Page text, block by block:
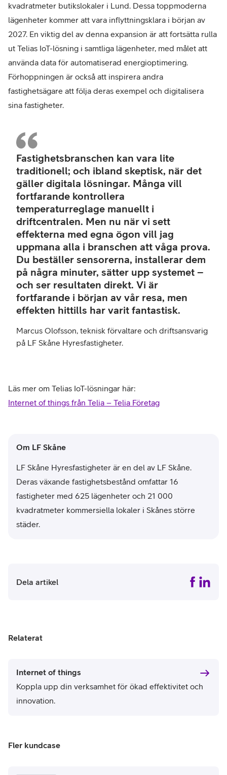
kvadratmeter butikslokaler i Lund. Dessa toppmoderna
lägenheter kommer att vara inflyttningsklara i början av
2027. En viktig del av denna expansion är att fortsätta rulla
ut Telias IoT-lösning i samtliga lägenheter, med målet att
använda data för automatiserad energioptimering.
Förhoppningen är också att inspirera andra
fastighetsägare att följa deras exempel och digitalisera
sina fastigheter.
Fastighetsbranschen kan vara lite
traditionell; och ibland skeptisk, när det
gäller digitala lösningar. Många vill
fortfarande kontrollera
temperaturreglage manuellt i
driftcentralen. Men nu när vi sett
effekterna med egna ögon vill jag
uppmana alla i branschen att våga prova.
Du beställer sensorerna, installerar dem
på några minuter, sätter upp systemet –
och ser resultaten direkt. Vi är
fortfarande i början av vår resa, men
effekten hittills har varit fantastisk.
Marcus Olofsson, teknisk förvaltare och driftsansvarig
på LF Skåne Hyresfastigheter.
Läs mer om Telias IoT-lösningar här:
Internet of things från Telia – Telia Företag
Om LF Skåne
L F Skåne Hyresfastigheter är en del av LF Skåne.
Deras växande fastighetsbestånd omfattar 16
fastigheter med 625 lägenheter och 21 000
kvadratmeter kommersiella lokaler i Skånes större
städer.
Dela artikel
Relaterat
Internet of things
Koppla upp din verksamhet för ökad effektivitet och
innovation.
Fler kundcase